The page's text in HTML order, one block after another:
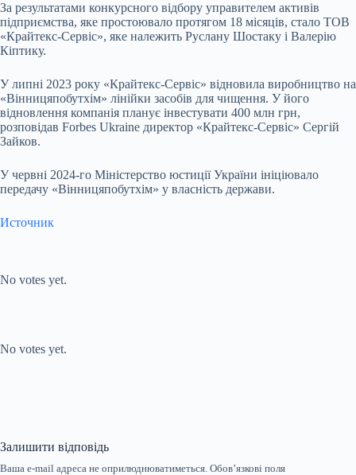
За результатами конкурсного відбору управителем активів
підприємства, яке простоювало протягом 18 місяців, стало TOB
«Крайтекс-Сервіс», яке належить Руслану Шостаку і Валерію
Кіптику.
У липні 2023 року «Крайтекс-Сервіс» відновила виробництво на
«Вінницяпобутхім» лінійки засобів для чищення. У його
відновлення компанія планує інвестувати 400 млн грн,
розповідав Forbes Ukraine директор «Крайтекс-Сервіс» Сергій
Зайков.
У червні 2024-го Міністерство юстиції України ініціювало
передачу «Вінницяпобутхім» у власність держави.
Источник
No votes yet.
No votes yet.
Залишити відповідь
Ваша e-mail адреса не оприлюднюватиметься. Обов’язкові поля